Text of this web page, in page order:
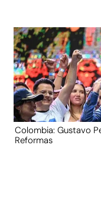
Colombia: Gustavo
Reformas